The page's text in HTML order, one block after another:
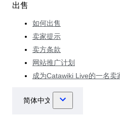
出售
如何出售
卖家提示
卖方条款
网站推广计划
成为Catawiki Live的一名卖